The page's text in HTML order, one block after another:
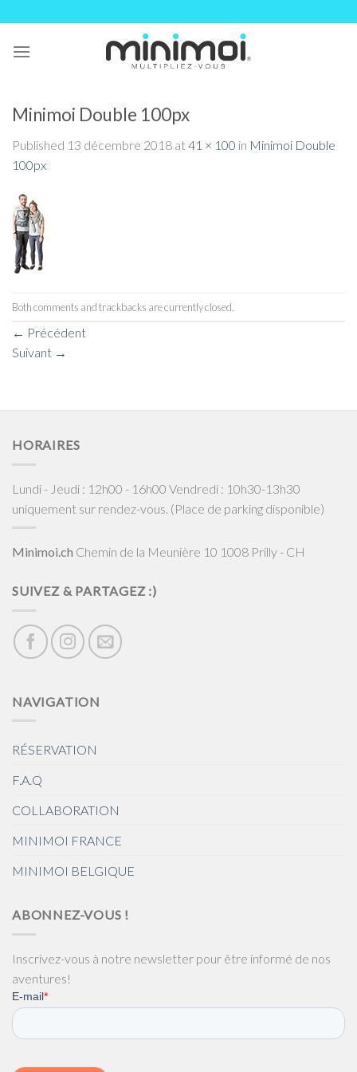
content
Minimoi Double 100px
Published 13 décembre 2018 at41 × 100 in Minimoi Double
100px
Both comments and trackbacks are currently closed.
← Précédent
Suivant →
HORAIRES
Lundi - Jeudi : 12h00 - 16h00 Vendredi : 10h30-13h30
uniquement sur rendez-vous. (Place de parking disponible)
Minimoi.ch Chemin de la Meunière 10 1008 Prilly - CH
SUIVEZ & PARTAGEZ :)
NAVIGATION
RÉSERVATION
F.A.Q
COLLABORATION
MINIMOI FRANCE
MINIMOI BELGIQUE
ABONNEZ-VOUS !
Inscrivez-vous à notre newsletter pour être informé de nos
aventures!